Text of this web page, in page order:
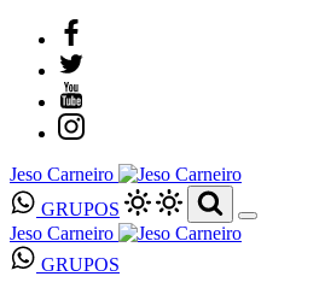
Jeso Carneiro
GRUPOS
Jeso Carneiro
GRUPOS